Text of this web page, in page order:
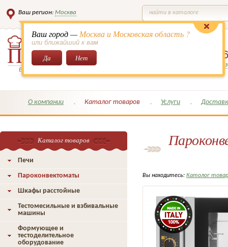
Ваш регион: Москва
Ваш город —Москва и Московская область ?
или ближайший к вам
Да Нет
найти в каталоге
Всё для кондитеров и поваров!
649-
Заказать обратный
О компании Каталог товаров Услуги
Вы находитесь: Католог
Каталог товаров
Печи
Пароконвектоматы
Шкафы расстойные
Тестомесильные и взбивальные
машины
Формующее и
тестоделительное
оборудование